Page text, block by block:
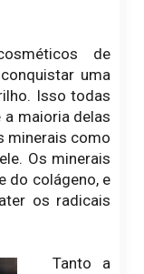
de
uma
Isso todas
a maioria delas
minerais como
Os minerais
do colágeno, e
os radicais
Tanto a